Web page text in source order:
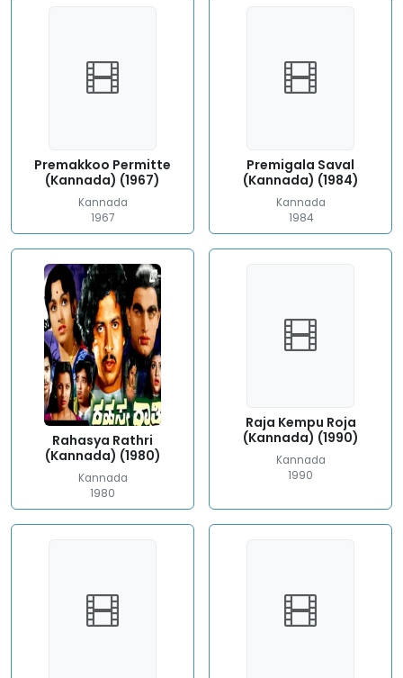
Premakkoo Permitte
(Kannada) (1967)
Kannada
1967
Premigala Saval
(Kannada) (1984)
Kannada
1984
Rahasya Rathri
(Kannada) (1980)
Kannada
1980
Raja Kempu Roja
(Kannada) (1990)
Kannada
1990